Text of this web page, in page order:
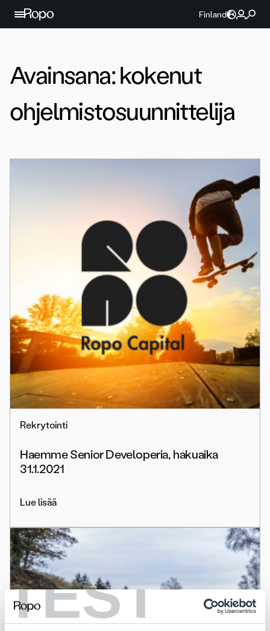
TEST
Jatka sisältöön
Finland
Avainsana:kokenut
ohjelmistosuunnittelija
Rekrytointi
Haemme Senior Developeria, hakuaika
31.1.2021
Lue lisää